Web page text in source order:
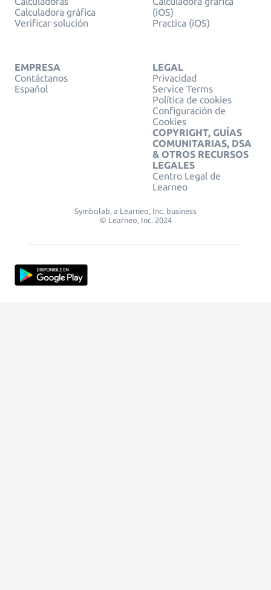
Calculadora gráfica
Verificar solución
(iOS)
Practica (iOS)
EMPRESA
Contáctanos
Español
LEGAL
Privacidad
Service Terms
Política de cookies
Configuración de
Cookies
COPYRIGHT, GUÍAS
COMUNITARIAS, DSA
& OTROS RECURSOS
LEGALES
Centro Legal de
Learneo
Symbolab, a Learneo, Inc. business
© Learneo, Inc. 2024